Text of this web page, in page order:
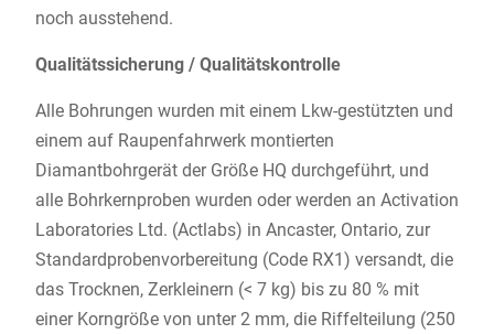
noch ausstehend.
Qualitätssicherung / Qualitätskontrolle
Alle Bohrungen wurden mit einem Lkw-gestützten und
einem auf Raupenfahrwerk montierten
Diamantbohrgerät der Größe HQ durchgeführt, und
alle Bohrkernproben wurden oder werden an Activation
Laboratories Ltd. (Actlabs) in Ancaster, Ontario, zur
Standardprobenvorbereitung (Code RX1) versandt, die
das Trocknen, Zerkleinern (< 7 kg) bis zu 80 % mit
einer Korngröße von unter 2 mm, die Riffelteilung (250